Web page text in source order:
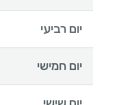
יום רביעי
יום חמישי